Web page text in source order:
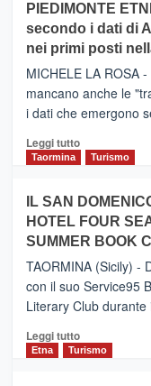
CATANIA
–
Inaugurato
il
nuovo
collegamento
tra
e
Zanzibar
da
Neos
PIEDIMONTE
secondo i dati di
nei primi posti
MICHELE LA ROSA
mancano anche le
i dati che emergono
Leggi tuttoLeggi
PIEDIMONTE
ETNEO
–
Meta
turistica
privilegiata
secondo
dati
di
Taormina Turismo
IL SAN
HOTEL FOUR
SUMMER BOOK
TAORMINA (Sicily) -
con il suo Service95
Literary Club durante
Leggi tuttoLeggi
di
Etna Turismo